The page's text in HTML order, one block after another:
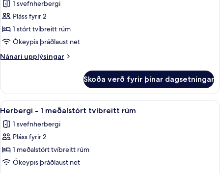
fyrir
Herbergi
-
1
stórt
-
sturta
með
hjólastólsaðgengi
1 svefnherbergi
Pláss fyrir 2
1 stórt tvíbreitt rúm
Ókeypis þráðlaust net
Nánari upplýsingar
Nánari
-
stórt
tvíbreitt
rúm
með
hjólastólsaðgengi
Skoða verð fyrir þínar dagsetningar
Skoða
allar
myndir
fyrir
Herbergi
-
Rúmföt úr egypskri bómull, rúmföt
7
Herbergi - 1 meðalstórt tvíbreitt rúm
1 svefnherbergi
Pláss fyrir 2
1 meðalstórt tvíbreitt rúm
Ókeypis þráðlaust net